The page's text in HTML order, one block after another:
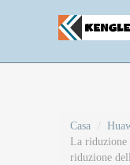
Casa /
La riduzione
riduzione